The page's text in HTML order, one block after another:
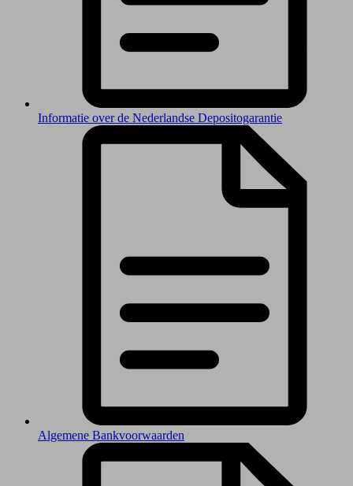
Informatie over de Nederlandse Depositogarantie
Algemene Bankvoorwaarden